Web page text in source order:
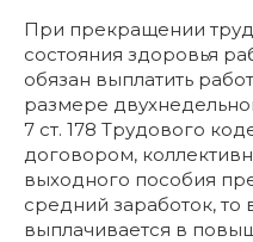
При прекращении
состояния здоровья
обязан выплатить
размере
7 ст. 178 Трудового
договором,
выходного пособия
средний заработок,
выплачивается в